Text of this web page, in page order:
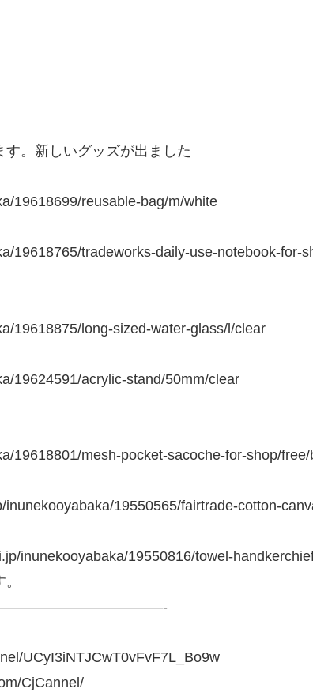
。新しいグッズが出ました
19618699/reusable-bag/m/white
19618765/tradeworks-daily-use-notebook-for-
19618875/long-sized-water-glass/l/clear
19624591/acrylic-stand/50mm/clear
19618801/mesh-pocket-sacoche-for-shop/
19550565/fairtrade-cotton-
inunekooyabaka/19550816/towel-
UCyI3iNTJCwT0vFvF7L_Bo9w
CjCannel/